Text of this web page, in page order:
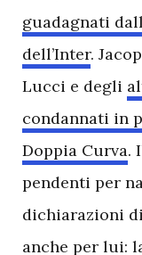
guadagnati
dell’Inter.
Lucci e degli
condannati in
Doppia Curva.
pendenti per
dichiarazioni
anche per lui: